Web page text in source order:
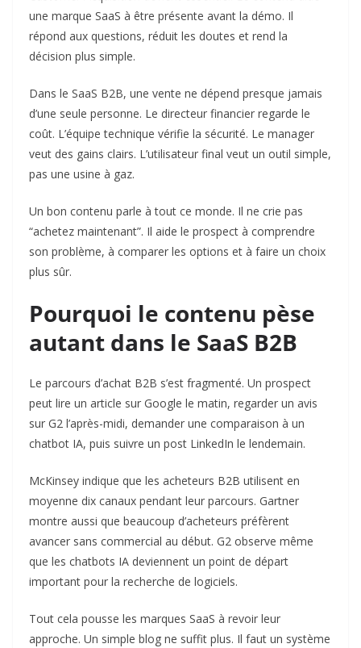
une marque SaaS à être présente avant la démo. Il
répond aux questions, réduit les doutes et rend la
décision plus simple.
Dans le SaaS B2B, une vente ne dépend presque jamais
d’une seule personne. Le directeur financier regarde le
coût. L’équipe technique vérifie la sécurité. Le manager
veut des gains clairs. L’utilisateur final veut un outil simple,
pas une usine à gaz.
Un bon contenu parle à tout ce monde. Il ne crie pas
“achetez maintenant”. Il aide le prospect à comprendre
son problème, à comparer les options et à faire un choix
plus sûr.
Pourquoi le contenu pèse
autant dans le SaaS B2B
Le parcours d’achat B2B s’est fragmenté. Un prospect
peut lire un article sur Google le matin, regarder un avis
sur G2 l’après-midi, demander une comparaison à un
chatbot IA, puis suivre un post LinkedIn le lendemain.
McKinsey indique que les acheteurs B2B utilisent en
moyenne dix canaux pendant leur parcours. Gartner
montre aussi que beaucoup d’acheteurs préfèrent
avancer sans commercial au début. G2 observe même
que les chatbots IA deviennent un point de départ
important pour la recherche de logiciels.
Tout cela pousse les marques SaaS à revoir leur
approche. Un simple blog ne suffit plus. Il faut un système